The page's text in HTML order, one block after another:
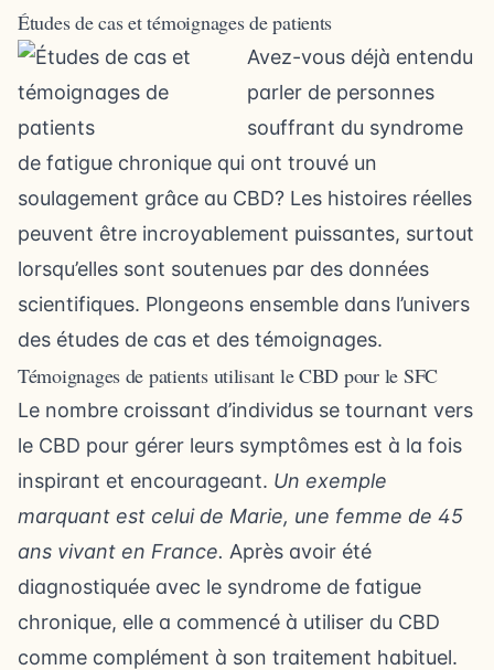
Études de cas et témoignages de patients
Avez-vous déjà entendu
parler de personnes
souffrant du syndrome
de fatigue chronique qui ont trouvé un
soulagement grâce au CBD? Les histoires réelles
peuvent être incroyablement puissantes, surtout
lorsqu’elles sont soutenues par des données
scientifiques. Plongeons ensemble dans l’univers
des études de cas et des témoignages.
Témoignages de patients utilisant le CBD pour le SFC
Le nombre croissant d’individus se tournant vers
le CBD pour gérer leurs symptômes est à la fois
inspirant et encourageant. Un exemple
marquant est celui de Marie, une femme de 45
ans vivant en France. Après avoir été
diagnostiquée avec le syndrome de fatigue
chronique, elle a commencé à utiliser du CBD
comme complément à son traitement habituel.